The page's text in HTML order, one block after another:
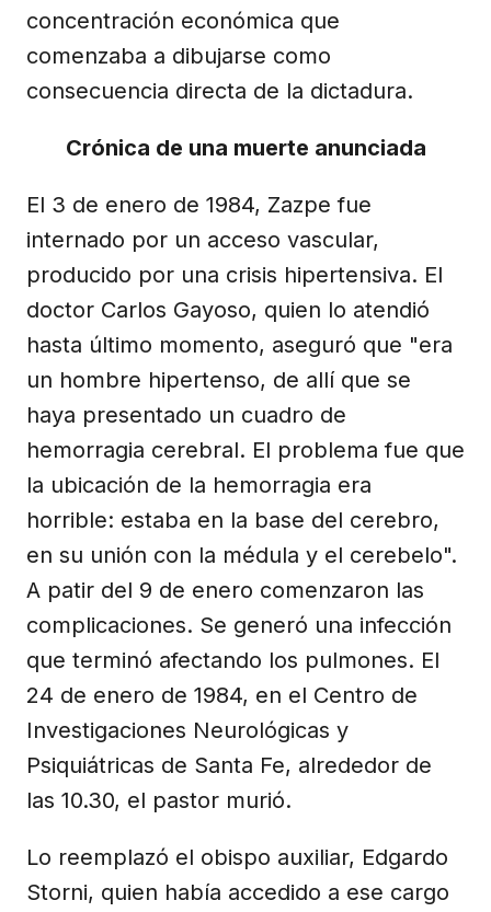
concentración económica que
comenzaba a dibujarse como
consecuencia directa de la dictadura.
Crónica de una muerte anunciada
El 3 de enero de 1984, Zazpe fue
internado por un acceso vascular,
producido por una crisis hipertensiva. El
doctor Carlos Gayoso, quien lo atendió
hasta último momento, aseguró que "era
un hombre hipertenso, de allí que se
haya presentado un cuadro de
hemorragia cerebral. El problema fue que
la ubicación de la hemorragia era
horrible: estaba en la base del cerebro,
en su unión con la médula y el cerebelo".
A patir del 9 de enero comenzaron las
complicaciones. Se generó una infección
que terminó afectando los pulmones. El
24 de enero de 1984, en el Centro de
Investigaciones Neurológicas y
Psiquiátricas de Santa Fe, alrededor de
las 10.30, el pastor murió.
Lo reemplazó el obispo auxiliar, Edgardo
Storni, quien había accedido a ese cargo